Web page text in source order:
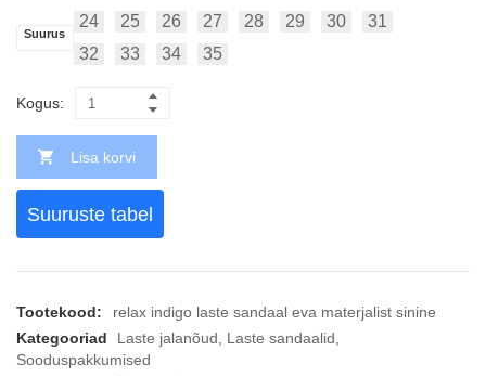
Suurus
24 25 26 27 28 29 30
31
32
33 34 35
Kogus:
Lisa korvi
Suuruste tabel
Tootekood:
relax indigo laste sandaal eva materjalist sinine
Kategooriad
Laste jalanõud Laste sandaalid
Sooduspakkumised